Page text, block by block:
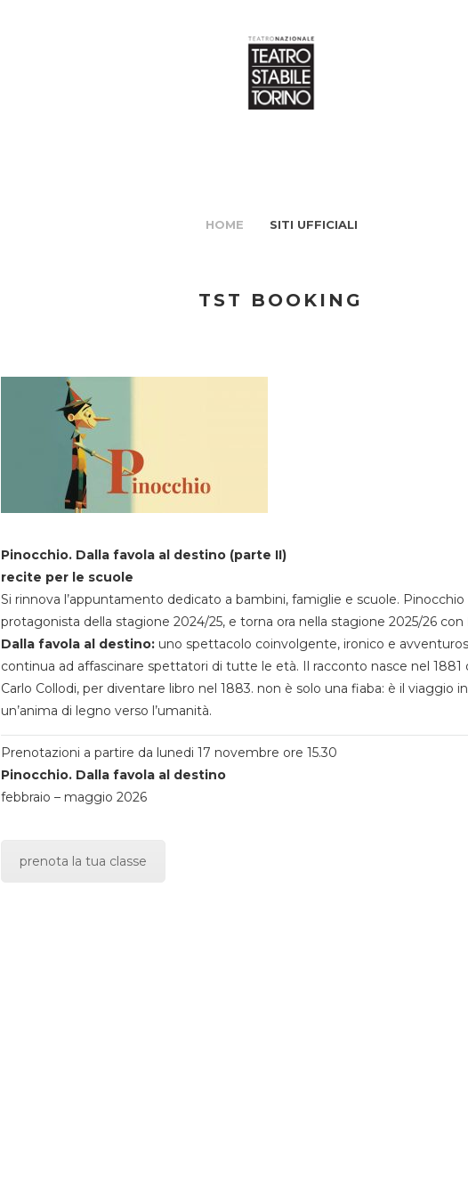
HOME SITI UFFICIALI
TST BOOKING
Pinocchio. Dalla favola al destino (parte II)
recite per le scuole
Si rinnova l’appuntamento dedicato a bambini, famiglie e scuole.
protagonista della stagione 2024/25, e torna ora nella stagione 2025/26 con
Dalla favola al destino:uno spettacolo coinvolgente, ironico e
continua ad affascinare spettatori di tutte le età. Il racconto nasce nel 1881
Carlo Collodi, per diventare libro nel 1883. non è solo una fiaba: è il viaggio
un’anima di legno verso l’umanità.
Prenotazioni a partire da lunedi 17 novembre ore 15.30
Pinocchio. Dalla favola al destino
febbraio – maggio 2026
prenota la tua classe